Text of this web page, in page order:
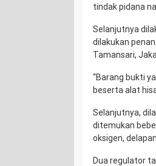
tindak pidana
Selanjutnya
dilakukan
Tamansari,
“Barang bukti
beserta alat
Selanjutnya,
ditemukan
oksigen,
Dua regulator